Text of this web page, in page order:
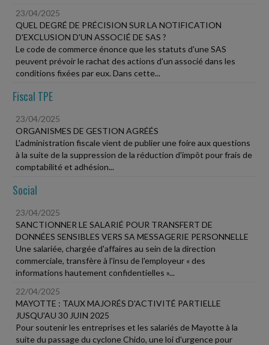
23/04/2025
QUEL DEGRÉ DE PRÉCISION SUR LA NOTIFICATION
D'EXCLUSION D'UN ASSOCIÉ DE SAS ?
Le code de commerce énonce que les statuts d'une SAS
peuvent prévoir le rachat des actions d'un associé dans les
conditions fixées par eux. Dans cette...
Fiscal TPE
23/04/2025
ORGANISMES DE GESTION AGRÉÉS
L'administration fiscale vient de publier une foire aux questions
à la suite de la suppression de la réduction d'impôt pour frais de
comptabilité et adhésion...
Social
23/04/2025
SANCTIONNER LE SALARIÉ POUR TRANSFERT DE
DONNÉES SENSIBLES VERS SA MESSAGERIE PERSONNELLE
Une salariée, chargée d'affaires au sein de la direction
commerciale, transfère à l'insu de l'employeur « des
informations hautement confidentielles »...
22/04/2025
MAYOTTE : TAUX MAJORÉS D'ACTIVITÉ PARTIELLE
JUSQU'AU 30 JUIN 2025
Pour soutenir les entreprises et les salariés de Mayotte à la
suite du passage du cyclone Chido, une loi d'urgence pour